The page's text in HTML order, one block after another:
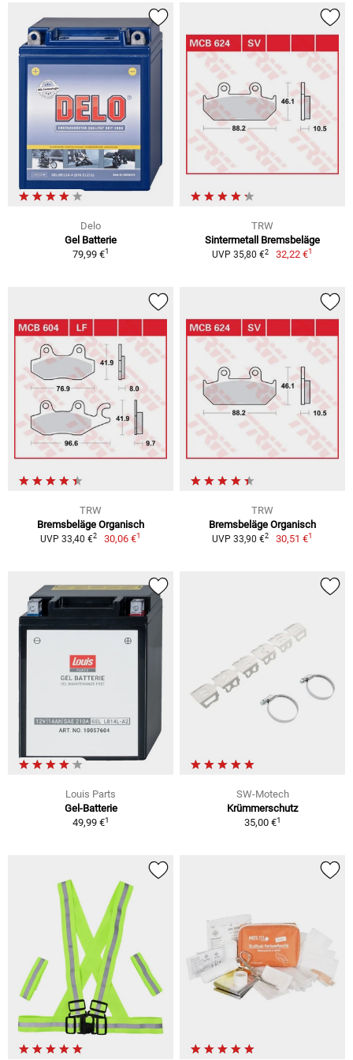
Delo
Gel Batterie
79,99 €1
TRW
Sintermetall Bremsbeläge
UVP 35,80 €2 32,22 €1
TRW
Bremsbeläge Organisch
UVP 33,40 €2 30,06 €1
TRW
Bremsbeläge Organisch
UVP 33,90 €2 30,51 €1
Louis Parts
Gel-Batterie
49,99 €1
SW-Motech
Krümmerschutz
35,00 €1